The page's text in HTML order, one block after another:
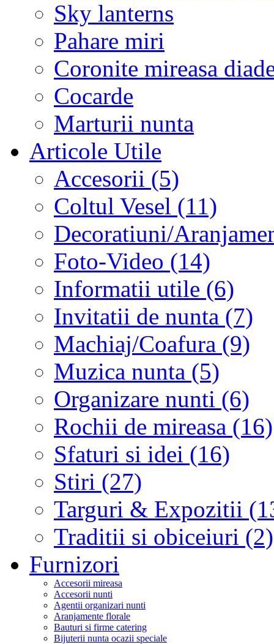
Sky lanterns
Pahare miri
Coronite mireasa
Cocarde
Marturii nunta
Articole Utile
Accesorii (5)
Coltul Vesel (11)
Decoratiuni/
Foto-Video (14)
Informatii utile (6)
Invitatii de nunta (7)
Machiaj/Coafura (9)
Muzica nunta (5)
Organizare nunti (6)
Rochii de mireasa (16)
Sfaturi si idei (16)
Stiri (27)
Targuri & Expozitii
Traditii si obiceiuri (2)
Furnizori
Accesorii mireasa
Accesorii nunti
Agentii organizari nunti
Aranjamente florale
Bauturi si firme catering
Bijuterii nunta ocazii speciale